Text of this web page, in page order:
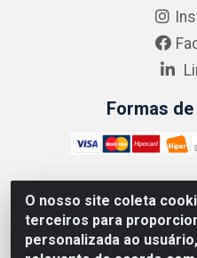
O nosso site coleta
terceiros para
personalizada ao
Formas
ABRASEG COMÉRCIO
10.894.768/0001-00 -
Penha Circular - Rio de